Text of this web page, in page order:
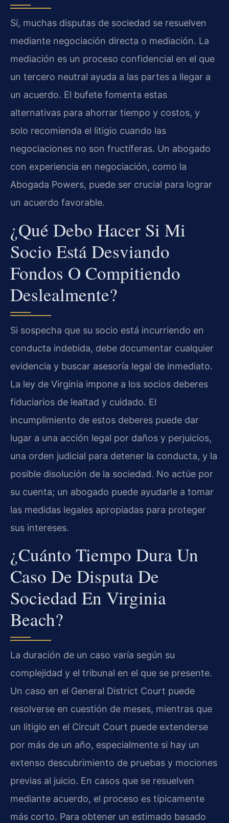
Sí, muchas disputas de sociedad se resuelven
mediante negociación directa o mediación. La
mediación es un proceso confidencial en el que
un tercero neutral ayuda a las partes a llegar a
un acuerdo. El bufete fomenta estas
alternativas para ahorrar tiempo y costos, y
solo recomienda el litigio cuando las
negociaciones no son fructíferas. Un abogado
con experiencia en negociación, como la
Abogada Powers, puede ser crucial para lograr
un acuerdo favorable.
¿Qué Debo Hacer Si Mi
Socio Está Desviando
Fondos O Compitiendo
Deslealmente?
Si sospecha que su socio está incurriendo en
conducta indebida, debe documentar cualquier
evidencia y buscar asesoría legal de inmediato.
La ley de Virginia impone a los socios deberes
fiduciarios de lealtad y cuidado. El
incumplimiento de estos deberes puede dar
lugar a una acción legal por daños y perjuicios,
una orden judicial para detener la conducta, y la
posible disolución de la sociedad. No actúe por
su cuenta; un abogado puede ayudarle a tomar
las medidas legales apropiadas para proteger
sus intereses.
¿Cuánto Tiempo Dura Un
Caso De Disputa De
Sociedad En Virginia
Beach?
La duración de un caso varía según su
complejidad y el tribunal en el que se presente.
Un caso en el General District Court puede
resolverse en cuestión de meses, mientras que
un litigio en el Circuit Court puede extenderse
por más de un año, especialmente si hay un
extenso descubrimiento de pruebas y mociones
previas al juicio. En casos que se resuelven
mediante acuerdo, el proceso es típicamente
más corto. Para obtener un estimado basado